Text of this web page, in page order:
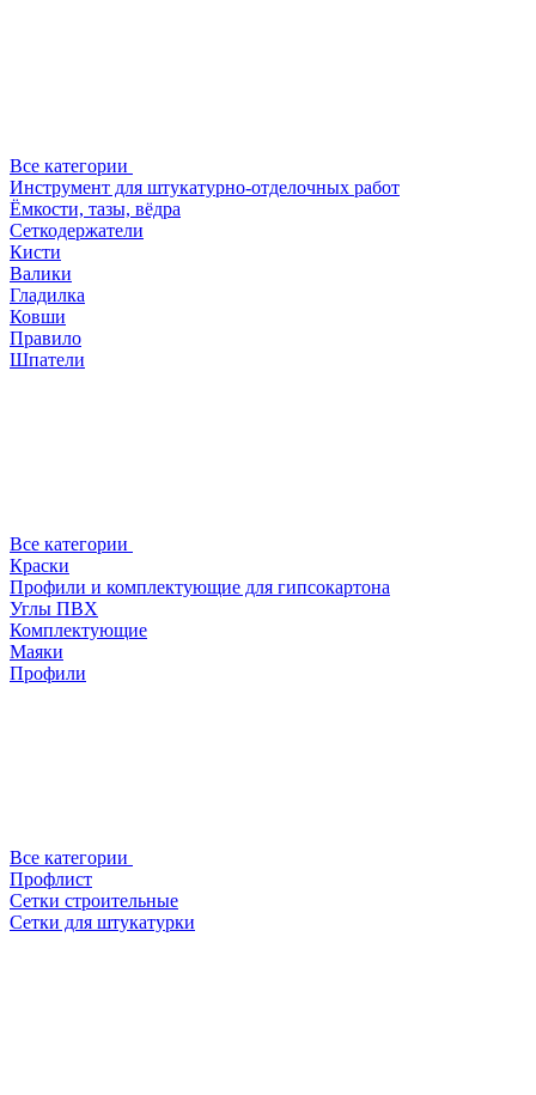
Все категории
Инструмент для штукатурно-отделочных работ
Ёмкости, тазы, вёдра
Сеткодержатели
Кисти
Валики
Гладилка
Ковши
Правило
Шпатели
Все категории
Краски
Профили и комплектующие для гипсокартона
Углы ПВХ
Комплектующие
Маяки
Профили
Все категории
Профлист
Сетки строительные
Сетки для штукатурки